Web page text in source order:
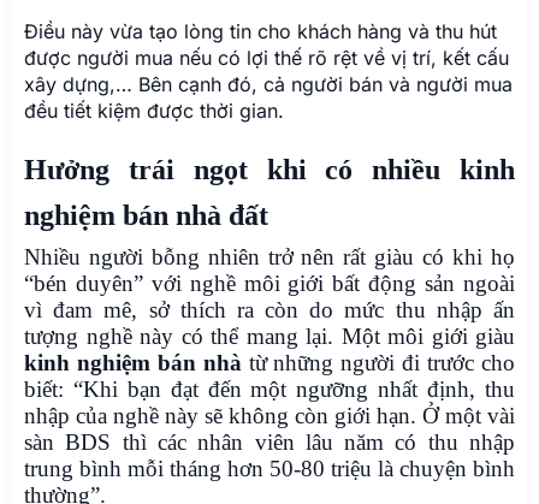
Điều này vừa tạo lòng tin cho khách hàng và thu hút
được người mua nếu có lợi thế rõ rệt về vị trí, kết cấu
xây dựng,… Bên cạnh đó, cả người bán và người mua
đều tiết kiệm được thời gian.
Hưởng trái ngọt khi có nhiều kinh
nghiệm bán nhà đất
Nhiều người bỗng nhiên trở nên rất giàu có khi họ
“bén duyên” với nghề môi giới bất động sản ngoài
vì đam mê, sở thích ra còn do mức thu nhập ấn
tượng nghề này có thể mang lại. Một môi giới giàu
kinh nghiệm bán nhàtừ những người đi trước cho
biết: “Khi bạn đạt đến một ngưỡng nhất định, thu
nhập của nghề này sẽ không còn giới hạn. Ở một vài
sàn BDS thì các nhân viên lâu năm có thu nhập
trung bình mỗi tháng hơn 50-80 triệu là chuyện bình
thường”.